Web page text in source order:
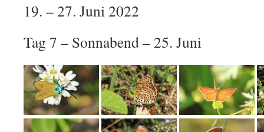
19. – 27. Juni 2022
Tag 7 – Sonnabend – 25. Juni